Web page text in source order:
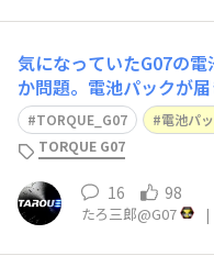
気になっていたG07の
か問題。電池パックが
結論をから言いますと
異なるものの、問題な
のサイズは5Gと縦横寸
程度です。 肝心な充電は
TORQUE_G07 電池パ
TORQUE G07
16 98
たろ三郎@G07 |